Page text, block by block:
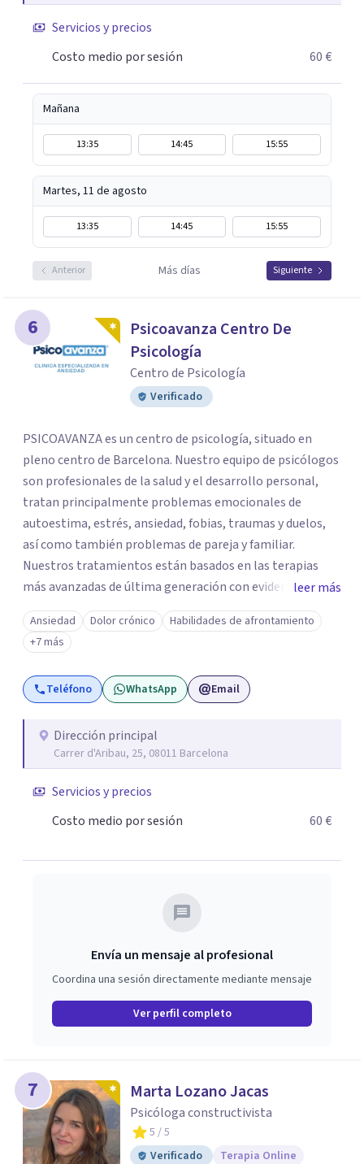
Servicios y precios
Costo medio por sesión
60 €
Mañana
13:35 14:45 15:55
Martes, 11 de agosto
13:35 14:45 15:55
Anterior Más días Siguiente
6
Psicoavanza Centro De
Psicología
Centro de Psicología
Verificado
PSICOAVANZA es un centro de psicología, situado en
pleno centro de Barcelona. Nuestro equipo de psicólogos
son profesionales de la salud y el desarrollo personal,
tratan principalmente problemas emocionales de
autoestima, estrés, ansiedad, fobias, traumas y duelos,
así como también problemas de pareja y familiar.
Nuestros tratamientos están basados en las terapias
más avanzadas de última generación con evidencia
científica y con las técnicas más efectivas. Somos un
centro de referencia en los trastornos de ansiedad y
fobias, nuestro equipo ha desarrollado una terapia muy
innovadora y altamente efectiva para trabajar los
trastornos de ansiedad y fobias, integrando en la terapia
Hipnosis Clínica.
leer más
Ansiedad Dolor crónico
Habilidades de afrontamiento
+7 más
Teléfono WhatsApp Email
Dirección principal
Carrer d'Aribau, 25, 08011 Barcelona
Servicios y precios
Costo medio por sesión
60 €
Envía un mensaje al profesional
Coordina una sesión directamente mediante mensaje
Ver perfil completo
7 Marta Lozano Jacas
Psicóloga constructivista
5 / 5
Verificado
Terapia Online